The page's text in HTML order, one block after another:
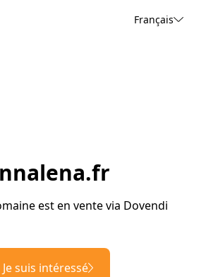
Français
est en vente via Dovendi
Je suis intéressé